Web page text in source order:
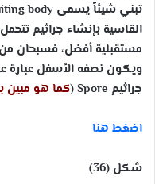
تبني شيئاً يسمى body
القاسية بإنشاء جراثيم
مستقبلية أفضل، فسبحان من
ويكون نصفه الأسفل عبارة
جراثيم Spore
(كما هو مبين
اضغط هنا
شكل (36)